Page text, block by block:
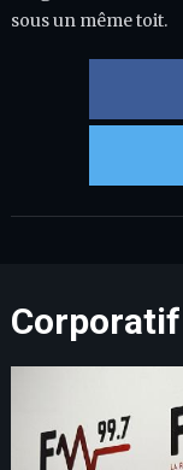
sous un même toit.
Corporatif